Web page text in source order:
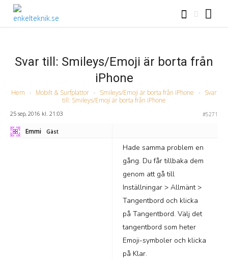
Svar till: Smileys/Emoji är borta från
iPhone
Hem › Mobilt & Surfplattor › Smileys/Emoji är borta från iPhone › Svar
till: Smileys/Emoji är borta från iPhone
25 sep, 2016 kl. 21:03 #5271
Emmi Gäst
Hade samma problem en
gång. Du får tillbaka dem
genom att gå till
Inställningar > Allmänt >
Tangentbord och klicka
på Tangentbord. Välj det
tangentbord som heter
Emoji-symboler och klicka
på Klar.